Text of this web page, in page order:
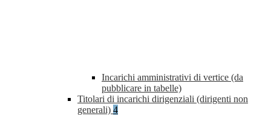
Incarichi amministrativi di vertice (da
pubblicare in tabelle)
Titolari di incarichi dirigenziali (dirigenti non
generali) 4